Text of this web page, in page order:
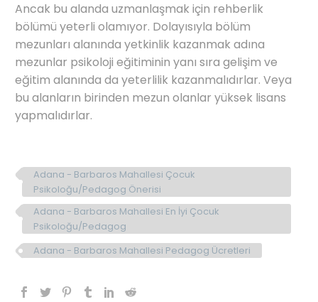
Ancak bu alanda uzmanlaşmak için rehberlik
bölümü yeterli olamıyor. Dolayısıyla bölüm
mezunları alanında yetkinlik kazanmak adına
mezunlar psikoloji eğitiminin yanı sıra gelişim ve
eğitim alanında da yeterlilik kazanmalıdırlar. Veya
bu alanların birinden mezun olanlar yüksek lisans
yapmalıdırlar.
Adana - Barbaros Mahallesi Çocuk
Psikoloğu/Pedagog Önerisi
Adana - Barbaros Mahallesi En İyi Çocuk
Psikoloğu/Pedagog
Adana - Barbaros Mahallesi Pedagog Ücretleri